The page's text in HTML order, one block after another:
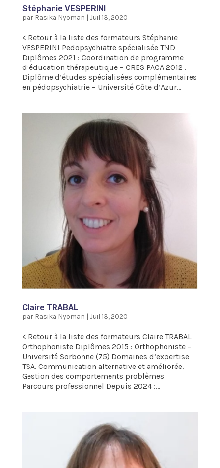
Stéphanie VESPERINI
par Rasika Nyoman | Juil 13, 2020
< Retour à la liste des formateurs Stéphanie
VESPERINI Pedopsychiatre spécialisée TND
Diplômes 2021 : Coordination de programme
d’éducation thérapeutique – CRES PACA 2012 :
Diplôme d’études spécialisées complémentaires
en pédopsychiatrie – Université Côte d’Azur...
Claire TRABAL
par Rasika Nyoman | Juil 13, 2020
< Retour à la liste des formateurs Claire TRABAL
Orthophoniste Diplômes 2015 : Orthophoniste –
Université Sorbonne (75) Domaines d’expertise
TSA. Communication alternative et améliorée.
Gestion des comportements problèmes.
Parcours professionnel Depuis 2024 :...